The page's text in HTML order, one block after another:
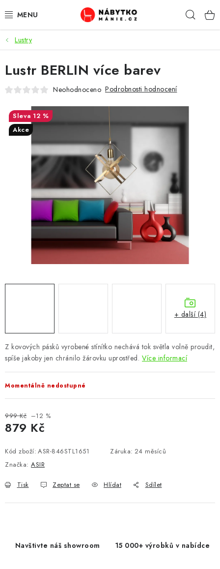
na
OBÝVACÍ POKOJ
KUCHYŇ A JÍDELNA
LOŽNICE
DĚTSKÝ POKOJ
KANCELÁŘ / PRACOVNA
KOUPELNA A WC
PŘEDSÍŇ
CHOVATELSKÉ POTŘEBY
DOPLŇKY A DEKORACE
VÝPRODEJ
Bonusový program NBM+
Lustry
Z kovových pásků vyrobené stínítko nechává tok světla volně proudit,
spíše jakoby jen chránilo žárovku uprostřed. Více informací
Momentálně nedostupné
999 Kč –12 %
879 Kč
Kód zboží: ASR-846STL1651 Záruka: 24 měsíců
Značka: ASIR
Tisk Zeptat se Hlídat Sdílet
Lustr BERLIN více barev
Neohodnoceno Podrobnosti hodnocení
12 %
Akce
+ další (4)
Navštivte náš showroom 15 000+ výrobků v nabídce